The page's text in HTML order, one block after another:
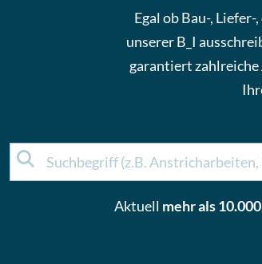
Egal ob Bau-,
unserer B_I
garantiert
Aktuell mehr als 10.000